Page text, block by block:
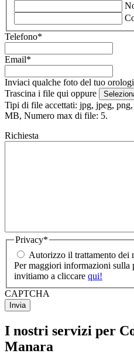
Telefono*
Email*
Inviaci qualche foto del tuo
Trascina i file qui oppure
Tipi di file accettati: jpg, jpeg,
MB, Numero max di file: 5.
Richiesta
Privacy*
Autorizzo il trattamento dei
Per maggiori informazioni
invitiamo a cliccare qui!
CAPTCHA
I nostri servizi per
Manara